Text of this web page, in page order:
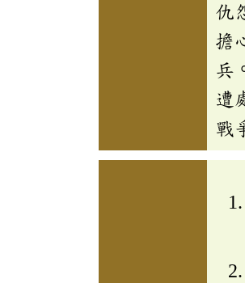
仇
擔
兵
遭
戰